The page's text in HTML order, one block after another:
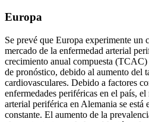
Europa
Se prevé que Europa experimente un
mercado de la enfermedad arterial
crecimiento anual compuesta
de pronóstico, debido al aumento del
cardiovasculares. Debido a factores
enfermedades periféricas en el país,
arterial periférica en Alemania se está
constante. El aumento de la